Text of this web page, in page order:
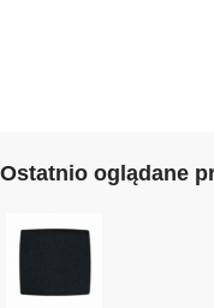
Ostatnio oglądane